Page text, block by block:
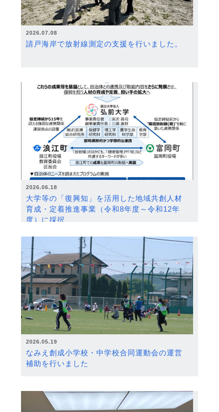
2026.07.08
請戸海岸で放射線測定の支援を行いました。
2026.06.18
大学等の「復興知」を活用した地域共創人材
育成・定着推進事業（令和8年度～令和12年
度）に採択
2026.05.19
なみえ創成小学校・中学校合同運動会の運営
補助を行いました